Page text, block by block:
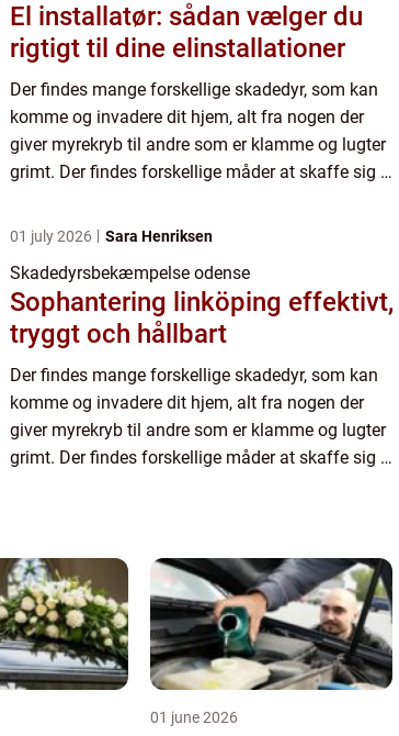
El installatør: sådan vælger du
rigtigt til dine elinstallationer
Der findes mange forskellige skadedyr, som kan
komme og invadere dit hjem, alt fra nogen der
giver myrekryb til andre som er klamme og lugter
grimt. Der findes forskellige måder at skaffe sig af
nogen der ...
01 july 2026 Sara Henriksen
Skadedyrsbekæmpelse odense
Sophantering linköping effektivt,
tryggt och hållbart
Der findes mange forskellige skadedyr, som kan
komme og invadere dit hjem, alt fra nogen der
giver myrekryb til andre som er klamme og lugter
grimt. Der findes forskellige måder at skaffe sig af
01 june 2026